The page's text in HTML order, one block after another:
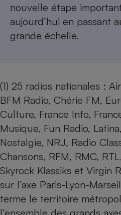
nouvelle étape
aujourd’hui en passant
grande échelle.
(1) 25 radios nationales :
BFM Radio, Chérie FM,
Culture, France Info,
Musique, Fun Radio,
Nostalgie, NRJ, Radio
Chansons, RFM, RMC,
Skyrock Klassiks et Virgin
sur l’axe Paris-Lyon-
terme le territoire